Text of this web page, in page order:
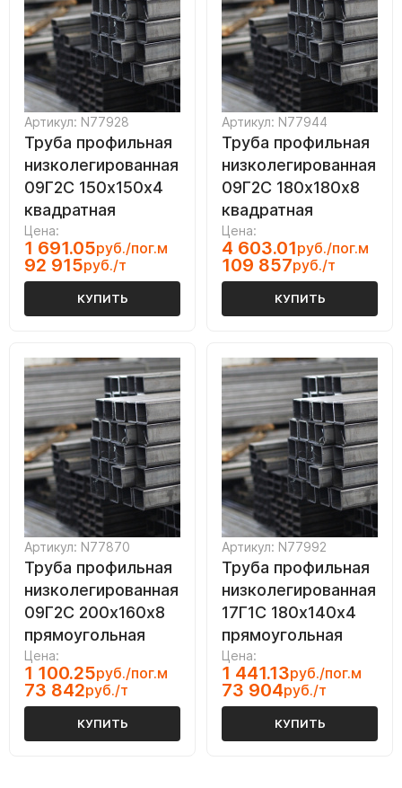
Артикул: N77928
Труба профильная
низколегированная
09Г2С 150х150х4
квадратная
Цена:
1 691.05руб./пог.м
92 915руб./т
КУПИТЬ
Артикул: N77944
Труба профильная
низколегированная
09Г2С 180х180х8
квадратная
Цена:
4 603.01руб./пог.м
109 857руб./т
КУПИТЬ
Артикул: N77870
Труба профильная
низколегированная
09Г2С 200х160х8
прямоугольная
Цена:
1 100.25руб./пог.м
73 842руб./т
КУПИТЬ
Артикул: N77992
Труба профильная
низколегированная
17Г1С 180х140х4
прямоугольная
Цена:
1 441.13руб./пог.м
73 904руб./т
КУПИТЬ